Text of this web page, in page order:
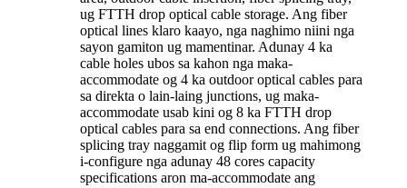
ug FTTH drop optical cable storage. Ang fiber
optical lines klaro kaayo, nga naghimo niini nga
sayon ​​gamiton ug mamentinar. Adunay 4 ka
cable holes ubos sa kahon nga maka-
accommodate og 4 ka outdoor optical cables para
sa direkta o lain-laing junctions, ug maka-
accommodate usab kini og 8 ka FTTH drop
optical cables para sa end connections. Ang fiber
splicing tray naggamit og flip form ug mahimong
i-configure nga adunay 48 cores capacity
specifications aron ma-accommodate ang